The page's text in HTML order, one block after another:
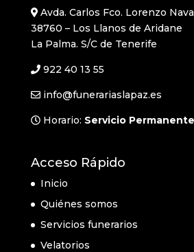
Avda. Carlos Fco. Lorenzo
38760 – Los Llanos de Aridane
La Palma. S/C de Tenerife
922 40 13 55
info@funerariaslapaz.es
Horario: Servicio Permanente
Acceso Rápido
Inicio
Quiénes somos
Servicios funerarios
Velatorios